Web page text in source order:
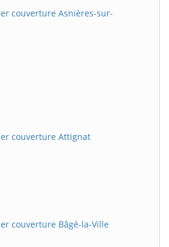
couverture Asnières-sur-
couverture Attignat
couverture Bâgé-la-Ville